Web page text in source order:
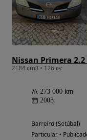
Nissan Primera 2.2
2184 cm3 • 126 cv
273 000 km
2003
Barreiro (Setúbal)
Particular •